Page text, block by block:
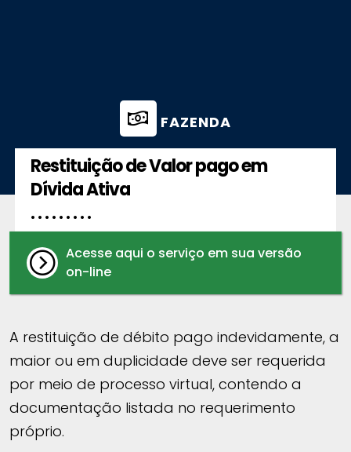
FAZENDA
Restituição de Valor pago em
Dívida Ativa
. . . . . . . . .
Acesse aqui o serviço em sua versão
on-line
A restituição de débito pago indevidamente, a
maior ou em duplicidade deve ser requerida
por meio de processo virtual, contendo a
documentação listada no requerimento
próprio.